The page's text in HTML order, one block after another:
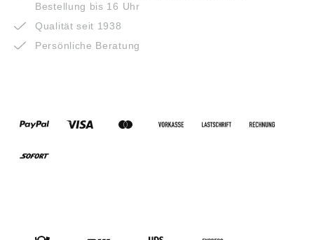
Bestellung bis 16 Uhr
Qualität seit 1938
Persönliche Beratung